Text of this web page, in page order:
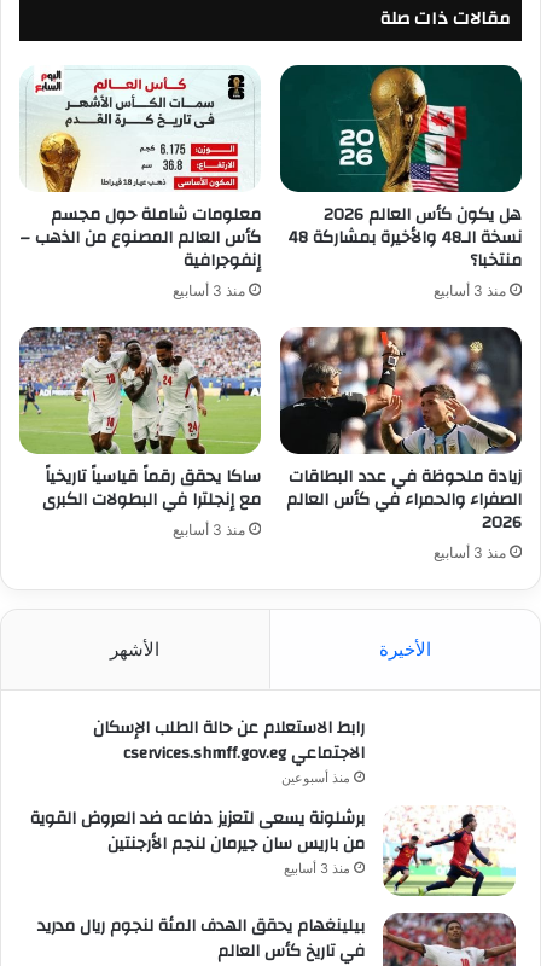
مقالات ذات صلة
هل يكون كأس العالم 2026
نسخة الـ48 والأخيرة بمشاركة 48
منتخبا؟
منذ 3 أسابيع
معلومات شاملة حول مجسم
كأس العالم المصنوع من الذهب –
إنفوجرافية
منذ 3 أسابيع
زيادة ملحوظة في عدد البطاقات
الصفراء والحمراء في كأس العالم
2026
منذ 3 أسابيع
ساكا يحقق رقماً قياسياً تاريخياً
مع إنجلترا في البطولات الكبرى
منذ 3 أسابيع
الأخيرة الأشهر
رابط الاستعلام عن حالة الطلب الإسكان
الاجتماعي cservices.shmff.gov.eg
منذ أسبوعين
برشلونة يسعى لتعزيز دفاعه ضد العروض القوية
من باريس سان جيرمان لنجم الأرجنتين
منذ 3 أسابيع
بيلينغهام يحقق الهدف المئة لنجوم ريال مدريد
في تاريخ كأس العالم